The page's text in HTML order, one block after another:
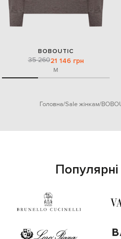
BOBOUTIC
35 26021 146 грн
M
Головна Sale жінкам